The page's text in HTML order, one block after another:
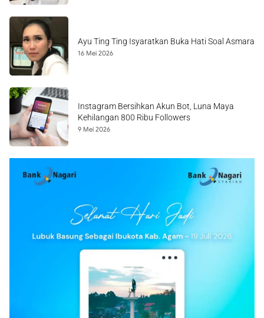
Ayu Ting Ting Isyaratkan Buka Hati Soal Asmara
16 Mei 2026
Instagram Bersihkan Akun Bot, Luna Maya
Kehilangan 800 Ribu Followers
9 Mei 2026